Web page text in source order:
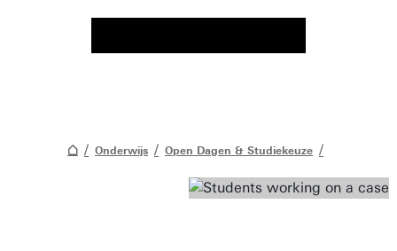
Onderwijs Open Dagen & Studiekeuze